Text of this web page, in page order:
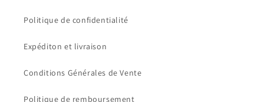
Politique de confidentialité
Expéditon et livraison
Conditions Générales de Vente
Politique de remboursement